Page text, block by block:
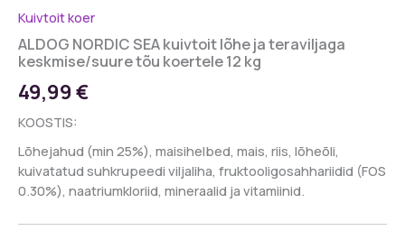
Kuivtoit koer
ALDOG NORDIC SEA kuivtoit lõhe ja teraviljaga
keskmise/suure tõu koertele 12 kg
49,99 €
KOOSTIS:
Lõhejahud (min 25%), maisihelbed, mais, riis, lõheõli,
kuivatatud suhkrupeedi viljaliha, fruktooligosahhariidid (FOS
0.30%), naatriumkloriid, mineraalid ja vitamiinid.